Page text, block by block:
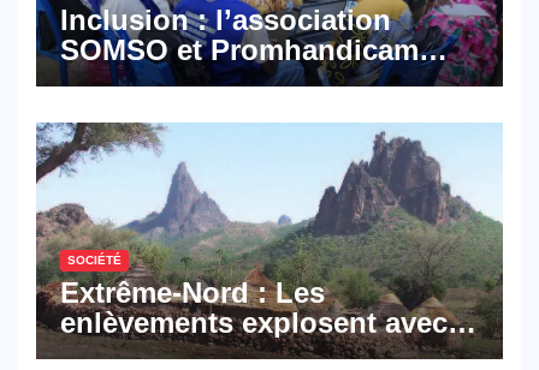
Inclusion : l’association
SOMSO et Promhandicam
militent en faveur d’une
hôtellerie-restauration
SOCIÉTÉ
Extrême-Nord : Les
enlèvements explosent avec
308 victimes en trois mois